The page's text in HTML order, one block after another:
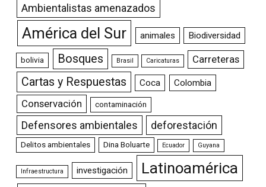
Ambientalistas amenazados
América del Sur animales Biodiversidad
bolivia Bosques Brasil Caricaturas Carreteras
Cartas y Respuestas Coca Colombia
Conservación contaminación
Defensores ambientales deforestación
Delitos ambientales Dina Boluarte Ecuador Guyana
Infraestructura investigación Latinoamérica